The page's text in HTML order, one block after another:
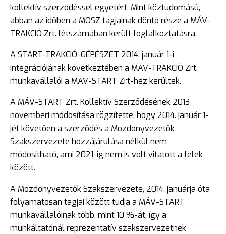
kollektív szerződéssel egyetért. Mint köztudomású,
abban az időben a MOSZ tagjainak döntő része a MÁV-
TRAKCIÓ Zrt. létszámában került foglalkoztatásra.
A START-TRAKCIÓ-GÉPÉSZET 2014. január 1-i
integrációjának következtében a MÁV-TRAKCIÓ Zrt.
munkavállalói a MÁV-START Zrt-hez kerültek.
A MÁV-START Zrt. Kollektív Szerződésének 2013
novemberi módosítása rögzítette, hogy 2014. január 1-
jét követően a szerződés a Mozdonyvezetők
Szakszervezete hozzájárulása nélkül nem
módosítható, ami 2021-ig nem is volt vitatott a felek
között.
A Mozdonyvezetők Szakszervezete, 2014. januárja óta
folyamatosan tagjai között tudja a MÁV-START
munkavállalóinak több, mint 10 %-át, így a
munkáltatónál reprezentatív szakszervezetnek